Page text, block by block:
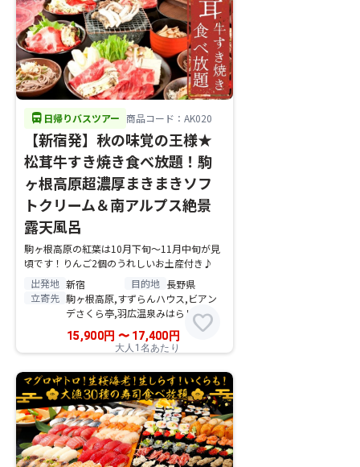
directions_bus 日帰りバスツアー 商品コード：AK020
【新宿発】秋の味覚の王様★
松茸牛すき焼き食べ放題！駒
ヶ根高原超濃厚まきまきソフ
トクリーム＆南アルプス絶景
露天風呂
駒ヶ根高原の紅葉は10月下旬～11月中旬が見
頃です！りんご2個のうれしいお土産付き♪
出発地 新宿 目的地 長野県
立寄先 駒ヶ根高原,すずらんハウス,ビアン
デさくら亭,羽広温泉みはらしの湯
15,900円 〜17,400 円
大人1名あたり
favorite